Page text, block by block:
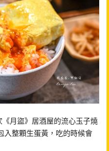
月盜》居酒屋的流心玉子燒
入整顆生蛋黃，吃的時候會